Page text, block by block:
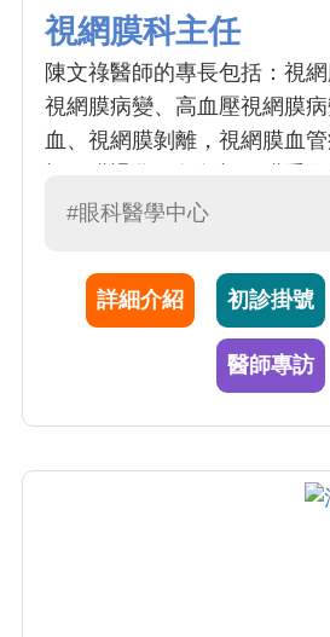
視網膜科主任
陳文祿醫師的專長包括：視
視網膜病變、高血壓視網膜
血、視網膜剝離，視網膜血
視網膜病變的治療累積有 20
#眼科醫學中心
詳細介紹 初診掛號
醫師專訪